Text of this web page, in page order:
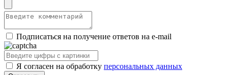
Подписаться на получение ответов на e-mail
Я согласен на обработку персональных данных